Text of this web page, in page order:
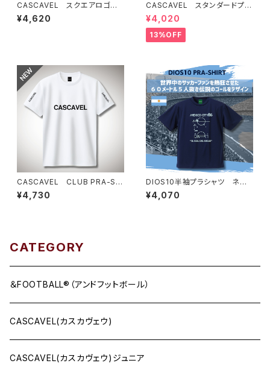
CASCAVEL スクエアロゴプラ
クティスシャツ シルバーグレー
¥4,620
CASCAVEL スタンダードプラ
クティスシャツ ライトベージュ
¥4,020
13%OFF
CASCAVEL CLUB PRA-SHI
RT ホワイト
¥4,730
DIOS10半袖プラシャツ ネイ
ビー×アルゼンチンブルー
¥4,070
CATEGORY
＆FOOTBALL®（アンドフットボール）
CASCAVEL(カスカヴェウ)
CASCAVEL(カスカヴェウ)ジュニア